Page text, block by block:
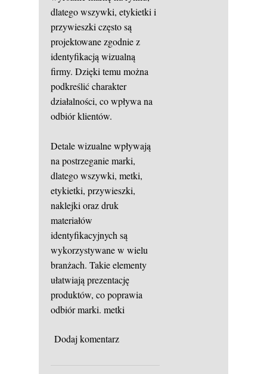
dlatego wszywki, etykietki i
przywieszki często są
projektowane zgodnie z
identyfikacją wizualną
firmy. Dzięki temu można
podkreślić charakter
działalności, co wpływa na
odbiór klientów.
Detale wizualne wpływają
na postrzeganie marki,
dlatego wszywki, metki,
etykietki, przywieszki,
naklejki oraz druk
materiałów
identyfikacyjnych są
wykorzystywane w wielu
branżach. Takie elementy
ułatwiają prezentację
produktów, co poprawia
odbiór marki. metki
Dodaj komentarz